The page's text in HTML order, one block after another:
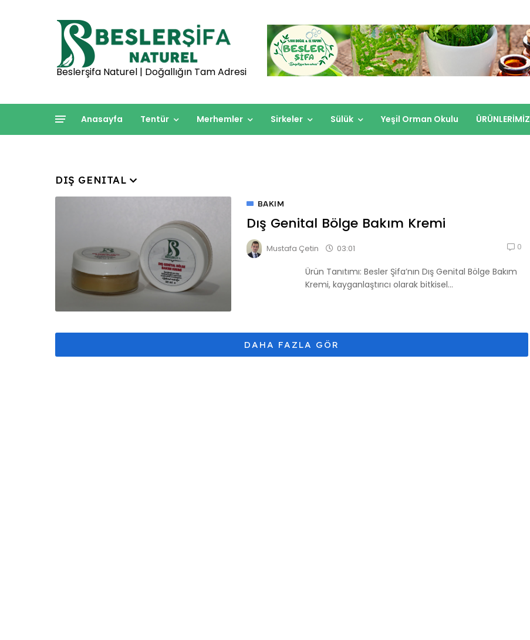
Beslerşifa Naturel | Doğallığın Tam Adresi
Anasayfa Tentür Merhemler Sirkeler Sülük Yeşil Orman Okulu ÜRÜNLERİMİZ
DIŞ GENITAL
BAKIM
Dış Genital Bölge Bakım Kremi
Mustafa Çetin 03:01 0
Ürün Tanıtımı: Besler Şifa’nın Dış Genital Bölge Bakım
Kremi, kayganlaştırıcı olarak bitkisel...